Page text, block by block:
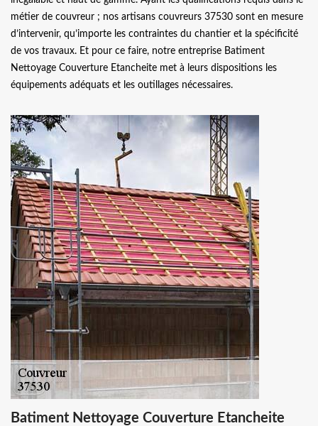
métier de couvreur ; nos artisans couvreurs 37530 sont en mesure
d’intervenir, qu’importe les contraintes du chantier et la spécificité
de vos travaux. Et pour ce faire, notre entreprise Batiment
Nettoyage Couverture Etancheite met à leurs dispositions les
équipements adéquats et les outillages nécessaires.
Batiment Nettoyage Couverture Etancheite